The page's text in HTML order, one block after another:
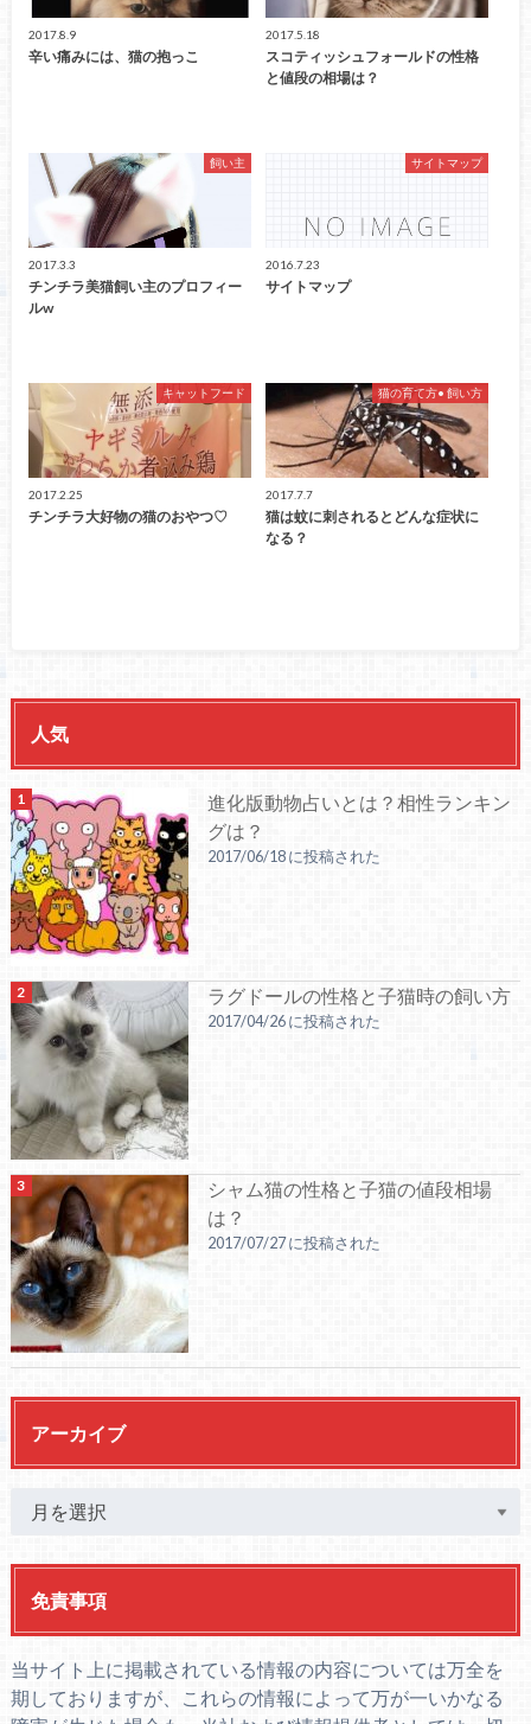
2017.8.9
辛い痛みには、猫の抱っこ
2017.5.18
スコティッシュフォールドの性格
と値段の相場は？
飼い主
2017.3.3
チンチラ美猫飼い主のプロフィー
ルw
サイトマップ
2016.7.23
サイトマップ
キャットフード
2017.2.25
チンチラ大好物の猫のおやつ♡
猫の育て方• 飼い方
2017.7.7
猫は蚊に刺されるとどんな症状に
なる？
人気
進化版動物占いとは？相性ランキン
グは？
2017/06/18 に投稿された
ラグドールの性格と子猫時の飼い方
2017/04/26 に投稿された
シャム猫の性格と子猫の値段相場
は？
2017/07/27 に投稿された
アーカイブ
免責事項
当サイト上に掲載されている情報の内容については万全を
期しておりますが、これらの情報によって万が一いかなる